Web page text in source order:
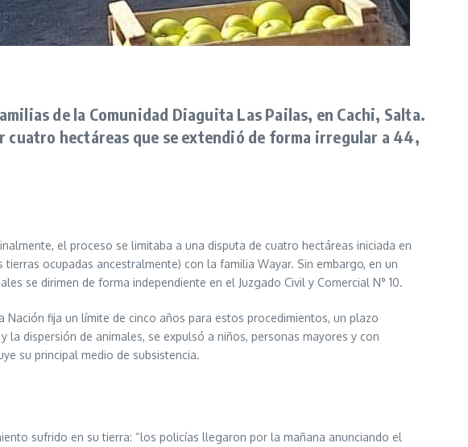
de la Comunidad Diaguita Las Pailas, en Cachi, Salta.
cuatro hectáreas que se extendió de forma irregular a 44,
el proceso se limitaba a una disputa de cuatro hectáreas iniciada en
ocupadas ancestralmente) con la familia Wayar. Sin embargo, en un
se dirimen de forma independiente en el Juzgado Civil y Comercial N° 10.
fija un límite de cinco años para estos procedimientos, un plazo
dispersión de animales, se expulsó a niños, personas mayores y con
su principal medio de subsistencia.
sufrido en su tierra: “los policías llegaron por la mañana anunciando el